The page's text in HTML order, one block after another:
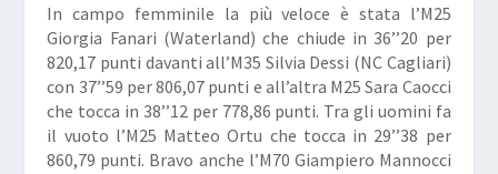
In campo femminile la più veloce è stata l’M25
Giorgia Fanari (Waterland) che chiude in 36’’20 per
820,17 punti davanti all’M35 Silvia Dessi (NC Cagliari)
con 37’’59 per 806,07 punti e all’altra M25Sara Caocci
che tocca in 38’’12 per 778,86 punti. Tra gli uomini fa
il vuoto l’M25 Matteo Ortu che tocca in 29’’38 per
860,79 punti. Bravo anche l’M70 Giampiero Mannocci